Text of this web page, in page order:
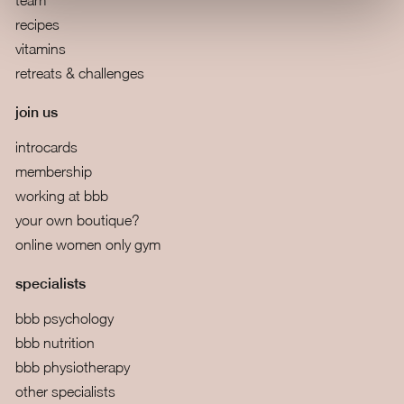
recipes
vitamins
retreats & challenges
join us
introcards
membership
working at bbb
your own boutique?
online women only gym
specialists
bbb psychology
bbb nutrition
bbb physiotherapy
other specialists